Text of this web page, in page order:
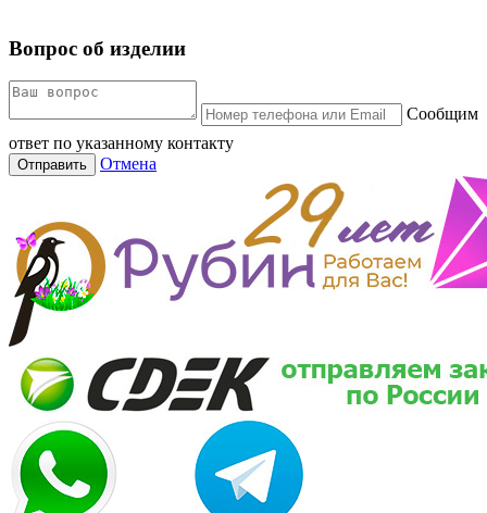
Вопрос об изделии
Сообщим
ответ по указанному контакту
Отправить Отмена